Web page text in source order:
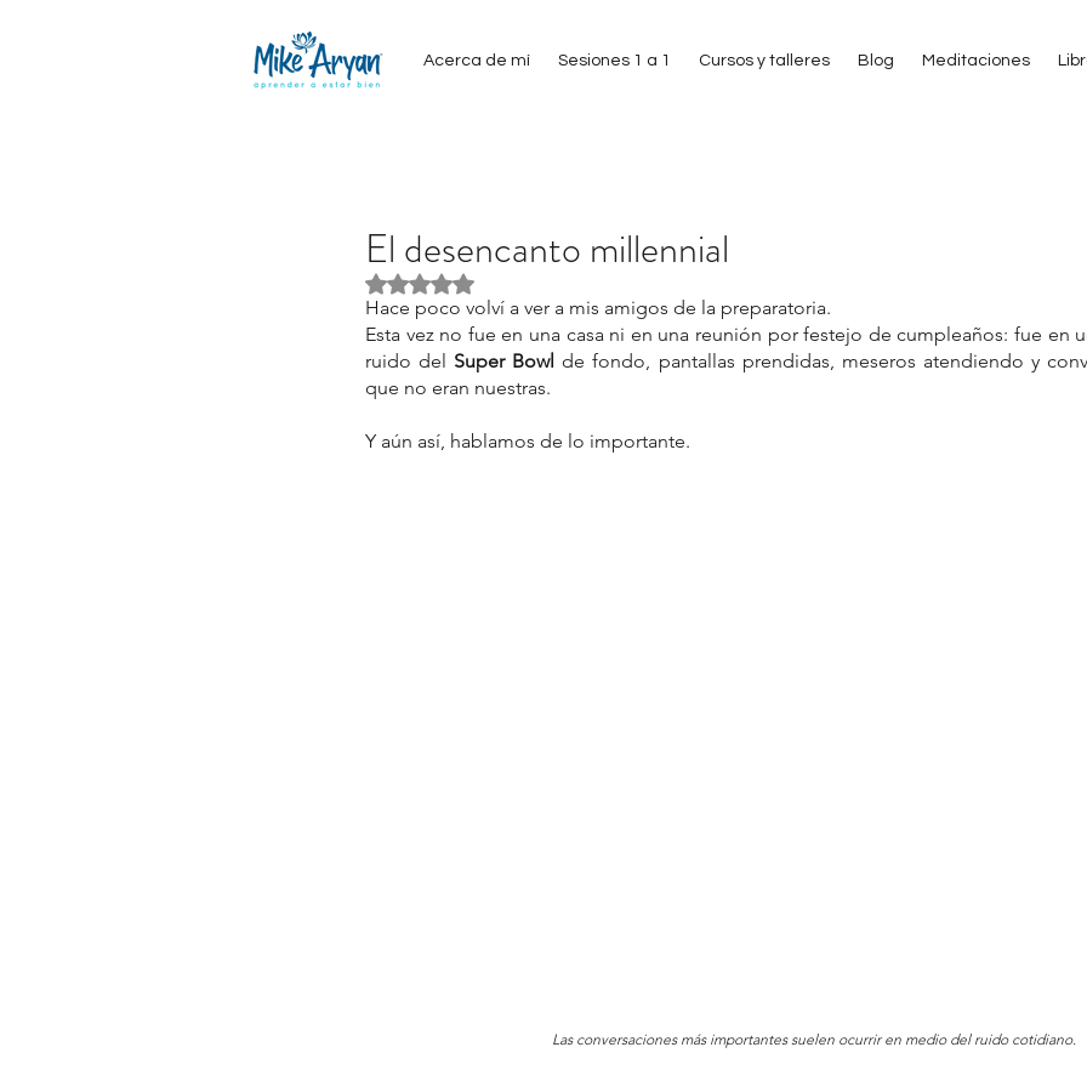
Acerca de mí Sesiones 1 a 1 Cursos y talleres Blog Meditaciones
El desencanto millennial
Obtuvo NaN de 5 estrellas.
Hace poco volví a ver a mis amigos de la preparatoria.
Esta vez no fue en una casa ni en una reunión por festejo de cumpleaños: fue en
ruido del Super Bowl de fondo, pantallas prendidas, meseros atendiendo y
que no eran nuestras.
Y aún así, hablamos de lo importante.
Las conversaciones más importantes suelen ocurrir en medio del ruido cotidiano.